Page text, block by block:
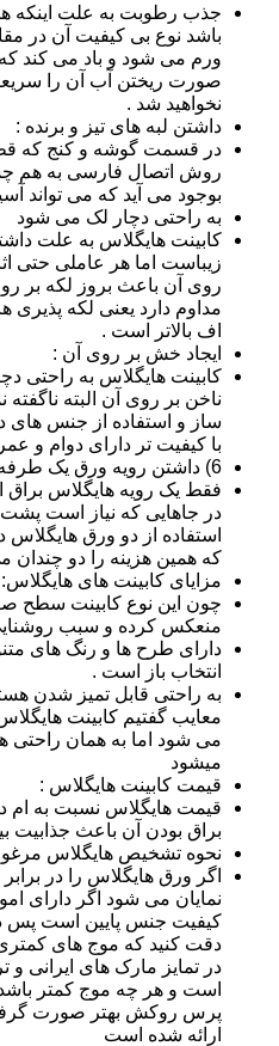
جذب رطوبت به علت اینکه
باشد نوع بی کیفیت آن در
ورم می شود و باد می کند که
صورت ریختن آب آن را
نخواهید شد .
داشتن لبه های تیز و برنده :
در قسمت گوشه و کنج که
روش اتصال فارسی به هم
بوجود می آید که می تواند
به راحتی دچار لک می شود
کابینت هایگلاس به علت
زیباست اما هر عاملی حتی
روی آن باعث بروز لکه بر
مداوم دارد یعنی لکه پذیری
اف بالاتر است .
ایجاد خش بر روی آن :
کابینت هایگلاس به
ناخن بر روی آن البته ناگفته
ساز و استفاده از جنس
با کیفیت تر دارای دوام و
6) داشتن رویه ورق یک طرفه
فقط یک رویه هایگلاس براق
در جاهایی که نیاز است پشت
استفاده از دو ورق هایگلاس
که همین هزینه را دو چندان
مزایای کابینت های هایگلاس:
چون این نوع کابینت سطح
منعکس کرده و سبب
دارای طرح ها و رنگ های
انتخاب باز است .
به راحتی قابل تمیز شدن
معایب گفتیم کابینت
می شود اما به همان راحتی
میشود
قیمت کابینت هایگلاس :
قیمت هایگلاس نسبت به ام
براق بودن آن باعث
نحوه تشخیص هایگلاس
اگر ورق هایگلاس را در
نمایان می شود اگر دارای
کیفیت جنس پایین است پس
دقت کنید که موج های کمتری
در تمایز مارک های
است و هر چه موج کمتر
پرس روکش بهتر صورت
ارائه شده است